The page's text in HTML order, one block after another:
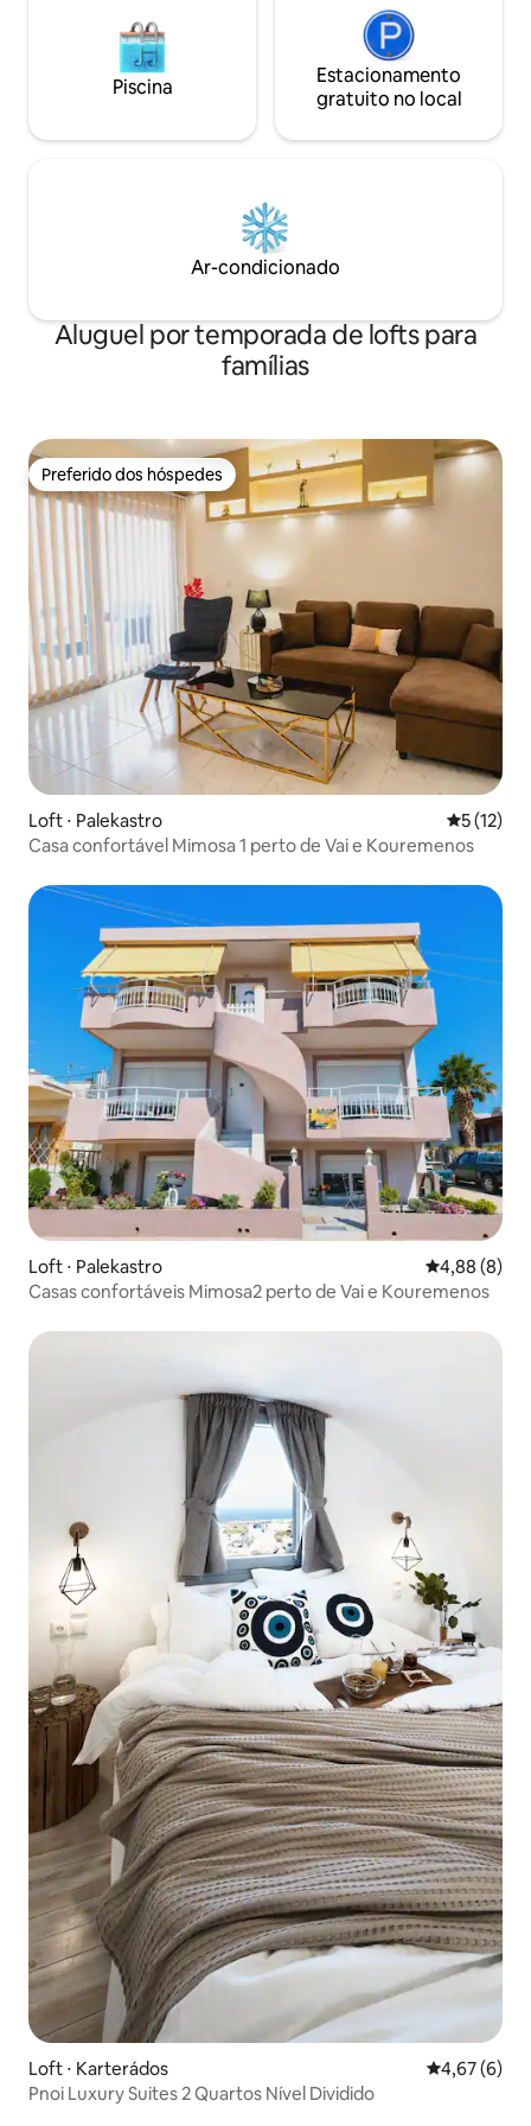
Piscina
Estacionamento
gratuito no local
Ar-condicionado
Aluguel por temporada de lofts para
famílias
Preferido dos hóspedes
Preferido dos hóspedes
Loft ⋅ Palekastro 5 de uma
5 (12)
Casa confortável Mimosa 1 perto de Vai e Kouremenos
Loft ⋅ Palekastro 4,88 de uma
4,88 (8)
Casas confortáveis Mimosa2 perto de Vai e Kouremenos
Loft ⋅ Karterádos 4,67 de uma
4,67 (6)
Pnoi Luxury Suites 2 Quartos Nível Dividido